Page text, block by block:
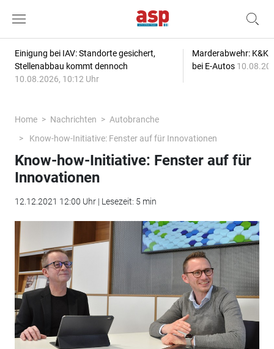
Einigung bei IAV: Standorte gesichert,
Stellenabbau kommt dennoch
10.08.2026, 10:12 Uhr
Marderabwehr: K&K
bei E-Autos
Home Nachrichten
Autobranche
Know-how-Initiative: Fenster auf für Innovationen
Know-how-Initiative: Fenster auf für
Innovationen
12.12.2021 12:00 Uhr | Lesezeit: 5 min